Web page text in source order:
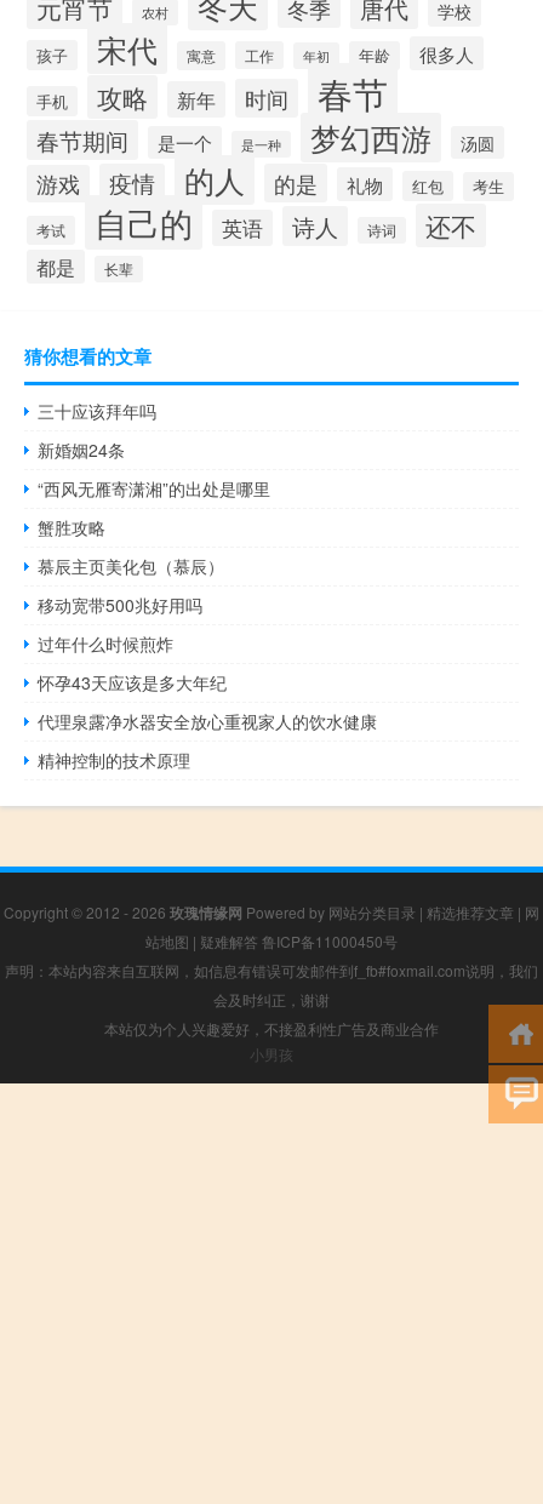
元宵节 农村 冬季 唐代 学校
孩子 宋代 寓意 工作 年初 年龄 很多人
手机 攻略 新年 时间 春节
春节期间 是一个 是一种 梦幻西游 汤圆
游戏 疫情 的人 的是 礼物 红包
考生
考试
自己的 英语 诗人 诗词 还不
都是 长辈
猜你想看的文章
三十应该拜年吗
新婚姻24条
“西风无雁寄潇湘”的出处是哪里
蟹胜攻略
慕辰主页美化包（慕辰）
移动宽带500兆好用吗
过年什么时候煎炸
怀孕43天应该是多大年纪
代理泉露净水器安全放心重视家人的饮水健康
精神控制的技术原理
Copyright © 2012 - 2026 玫瑰情缘网 Powered by 网站分类目录 | 精选推荐文章 | 网
站地图 | 疑难解答 鲁ICP备11000450号
声明：本站内容来自互联网，如信息有错误可发邮件到f_fb#foxmail.com说明，我们
会及时纠正，谢谢
本站仅为个人兴趣爱好，不接盈利性广告及商业合作
小男孩